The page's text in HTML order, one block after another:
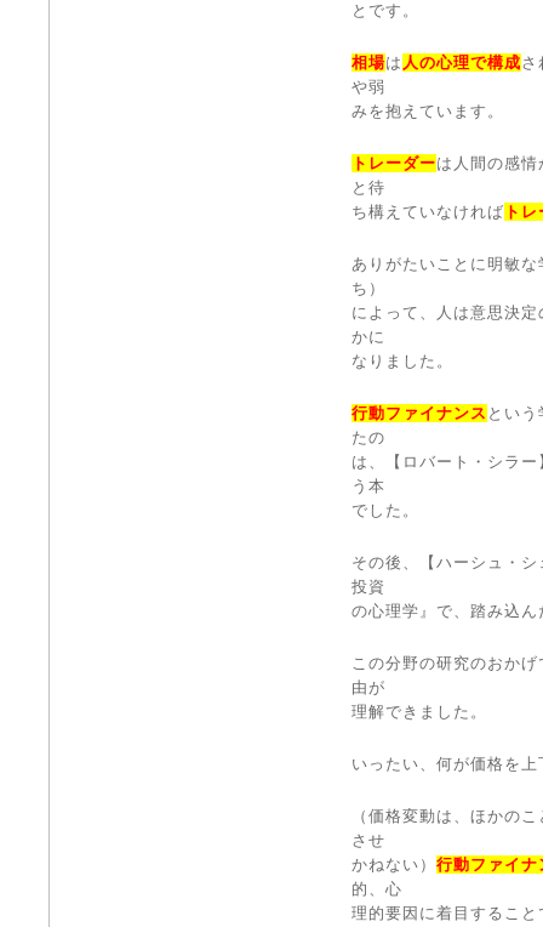
とです。
相場は 人の心理で構成さ
や弱
みを抱えています。
トレーダーは人間の感
と待
ち構えていなければ ト
ありがたいことに明敏な
ち）
によって、人は意思決
かに
なりました。
行動ファイナンス とい
たの
は、【ロバート・シラ
う本
でした。
その後、【ハーシュ・
投資
の心理学』で、踏み込
この分野の研究のおかげ
由が
理解できました。
いったい、何が価格を
（価格変動は、ほかの
させ
かねない） 行動ファイナ
的、心
理的要因に着目するこ